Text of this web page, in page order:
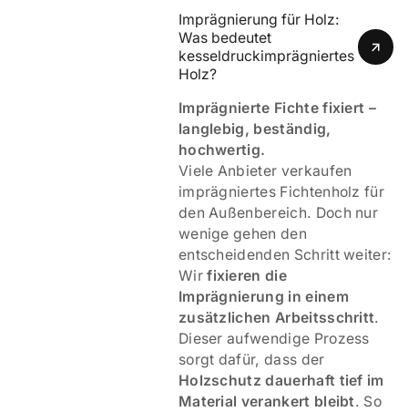
Imprägnierung für Holz:
Was bedeutet
kesseldruckimprägniertes
Holz?
Imprägnierte Fichte fixiert –
langlebig, beständig,
hochwertig.
Viele Anbieter verkaufen
imprägniertes Fichtenholz für
den Außenbereich. Doch nur
wenige gehen den
entscheidenden Schritt weiter:
Wirfixieren die
Imprägnierung in einem
zusätzlichen Arbeitsschritt.
Dieser aufwendige Prozess
sorgt dafür, dass der
Holzschutz dauerhaft tief im
Material verankert bleibt. So